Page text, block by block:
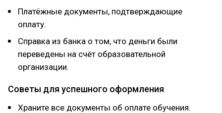
Платёжные документы, подтверждающие
оплату.
Справка из банка о том, что деньги были
переведены на счёт образовательной
организации.
Советы для успешного оформления
Храните все документы об оплате обучения.